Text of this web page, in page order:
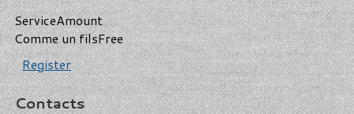
ServiceAmount
Comme un filsFree
Register
Contacts